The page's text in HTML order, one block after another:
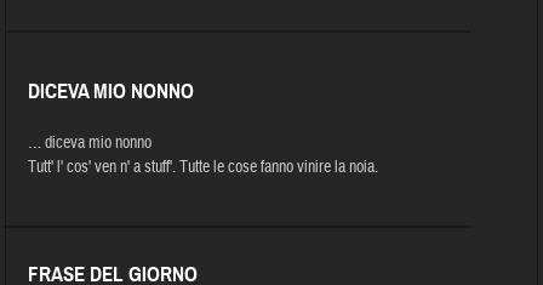
DICEVA MIO NONNO
… diceva mio nonno
Tutt' l' cos' ven n' a stuff'. Tutte le cose fanno vinire la noia.
FRASE DEL GIORNO